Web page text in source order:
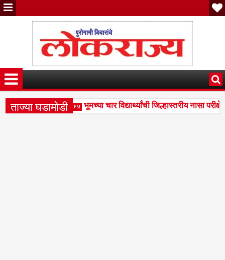
ताज्या घडामोडी
झाला मोकळा 4:41 PM
भूमच्या चार विद्यार्थ्यांची जिल्हास्तरीय नासा